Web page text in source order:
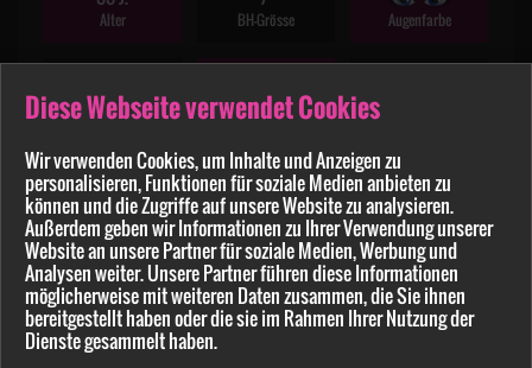
Diese Webseite verwendet Cookies
Wir verwenden Cookies, um Inhalte und Anzeigen zu
personalisieren, Funktionen für soziale Medien anbieten zu
können und die Zugriffe auf unsere Website zu analysieren.
Außerdem geben wir Informationen zu Ihrer Verwendung unserer
Website an unsere Partner für soziale Medien, Werbung und
Analysen weiter. Unsere Partner führen diese Informationen
möglicherweise mit weiteren Daten zusammen, die Sie ihnen
bereitgestellt haben oder die sie im Rahmen Ihrer Nutzung der
Dienste gesammelt haben.
Alter BH-Grösse Augenfarbe
Größe Haarfarbe
Allory
– Ähnliche Amateurinnen bei Big7: